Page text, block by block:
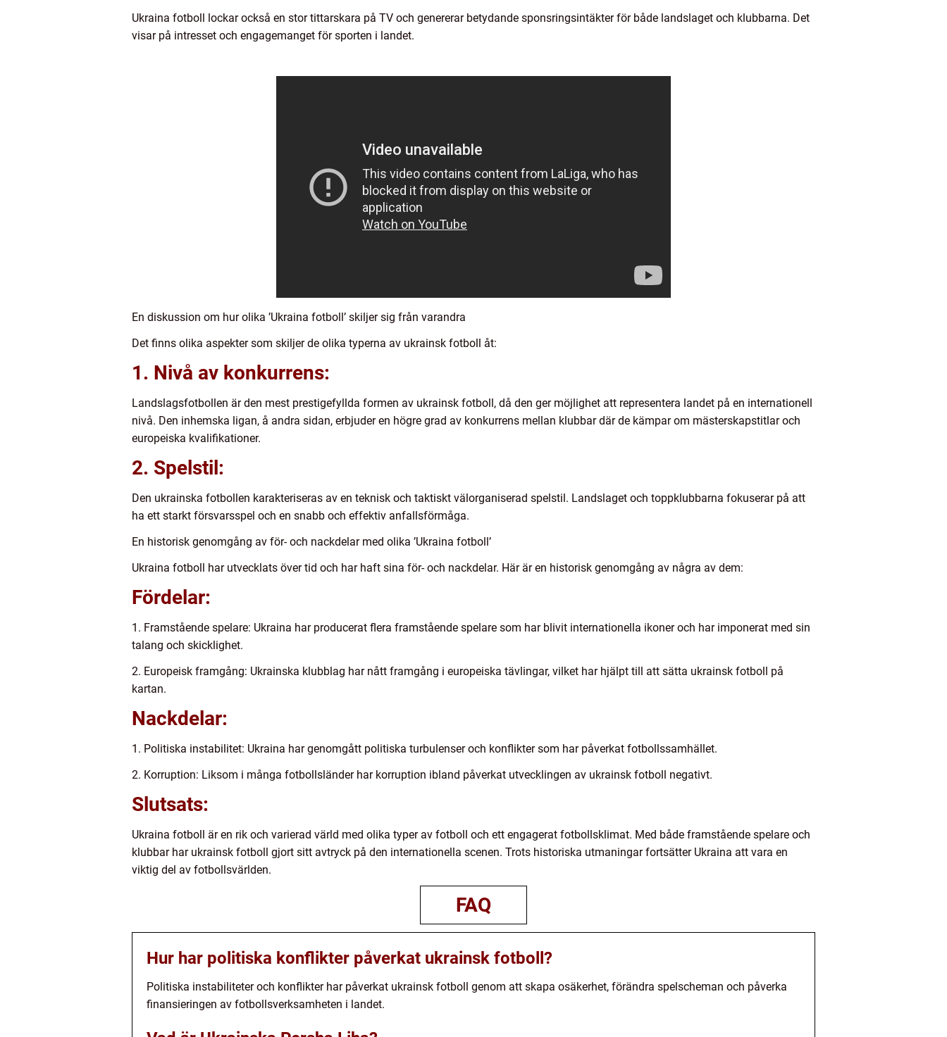
Ukraina fotboll lockar också en stor tittarskara på TV och genererar betydande sponsringsintäkter för både landslaget och klubbarna. Det
visar på intresset och engagemanget för sporten i landet.
En diskussion om hur olika ’Ukraina fotboll’ skiljer sig från varandra
Det finns olika aspekter som skiljer de olika typerna av ukrainsk fotboll åt:
1. Nivå av konkurrens:
Landslagsfotbollen är den mest prestigefyllda formen av ukrainsk fotboll, då den ger möjlighet att representera landet på en internationell
nivå. Den inhemska ligan, å andra sidan, erbjuder en högre grad av konkurrens mellan klubbar där de kämpar om mästerskapstitlar och
europeiska kvalifikationer.
2. Spelstil:
Den ukrainska fotbollen karakteriseras av en teknisk och taktiskt välorganiserad spelstil. Landslaget och toppklubbarna fokuserar på att
ha ett starkt försvarsspel och en snabb och effektiv anfallsförmåga.
En historisk genomgång av för- och nackdelar med olika ’Ukraina fotboll’
Ukraina fotboll har utvecklats över tid och har haft sina för- och nackdelar. Här är en historisk genomgång av några av dem:
Fördelar:
1. Framstående spelare: Ukraina har producerat flera framstående spelare som har blivit internationella ikoner och har imponerat med sin
talang och skicklighet.
2. Europeisk framgång: Ukrainska klubblag har nått framgång i europeiska tävlingar, vilket har hjälpt till att sätta ukrainsk fotboll på
kartan.
Nackdelar:
1. Politiska instabilitet: Ukraina har genomgått politiska turbulenser och konflikter som har påverkat fotbollssamhället.
2. Korruption: Liksom i många fotbollsländer har korruption ibland påverkat utvecklingen av ukrainsk fotboll negativt.
Slutsats:
Ukraina fotboll är en rik och varierad värld med olika typer av fotboll och ett engagerat fotbollsklimat. Med både framstående spelare och
klubbar har ukrainsk fotboll gjort sitt avtryck på den internationella scenen. Trots historiska utmaningar fortsätter Ukraina att vara en
viktig del av fotbollsvärlden.
FAQ
Hur har politiska konflikter påverkat ukrainsk fotboll?
Politiska instabiliteter och konflikter har påverkat ukrainsk fotboll genom att skapa osäkerhet, förändra spelscheman och påverka
finansieringen av fotbollsverksamheten i landet.